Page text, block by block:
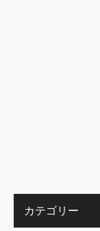
カテゴリー